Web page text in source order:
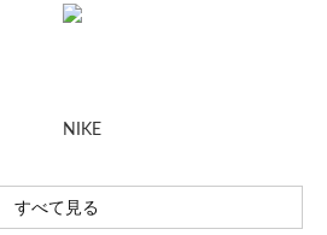
NIKE
すべて見る